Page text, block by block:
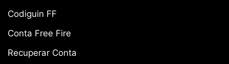
Codiguin FF
Conta Free Fire
Recuperar Conta